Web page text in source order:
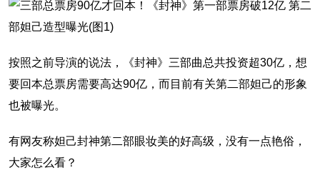
按照之前导演的说法，《封神》三部曲总共投资超30亿，想
要回本总票房需要高达90亿，而目前有关第二部妲己的形象
也被曝光。
有网友称妲己封神第二部眼妆美的好高级，没有一点艳俗，
大家怎么看？